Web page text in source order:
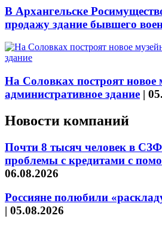
В Архангельске
продажу здание бывшего
На Соловках построят новое
административное здание |
Новости компаний
Почти 8 тысяч человек в
проблемы с кредитами с
06.08.2026
Россияне полюбили
| 05.08.2026